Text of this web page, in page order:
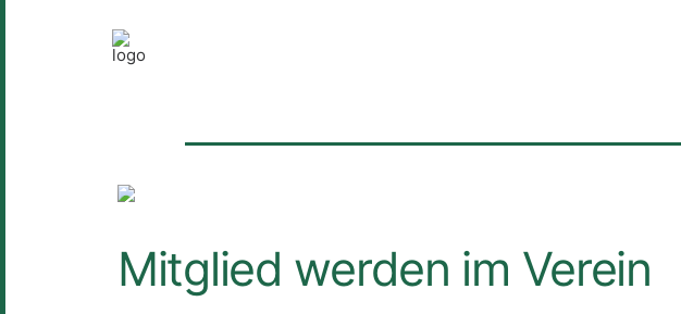
Mitglied werden im Verein